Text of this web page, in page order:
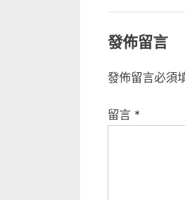
發佈留言
發佈留言必須
留言 *